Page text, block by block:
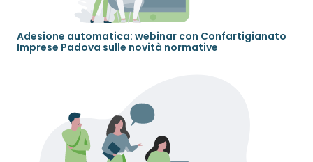
Adesione automatica: webinar con Confartigianato
Imprese Padova sulle novità normative